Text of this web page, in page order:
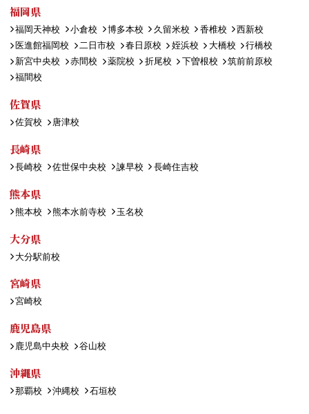
福岡県
福岡天神校 小倉校 博多本校 久留米校 香椎校
西新校
医進館福岡校
二日市校 春日原校 姪浜校 大橋校
行橋校
新宮中央校
赤間校 薬院校 折尾校 下曽根校
筑前前原校
福間校
佐賀県
佐賀校 唐津校
長崎県
長崎校 佐世保中央校 諫早校 長崎住吉校
熊本県
熊本校 熊本水前寺校 玉名校
大分県
大分駅前校
宮崎県
宮崎校
鹿児島県
鹿児島中央校 谷山校
沖縄県
那覇校 沖縄校 石垣校